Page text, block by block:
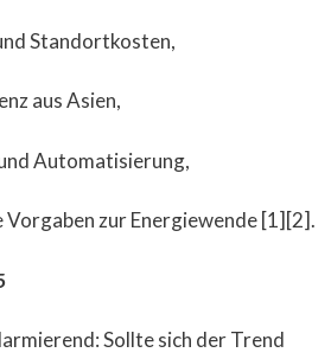
Standortkosten,
aus Asien,
Automatisierung,
zur Energiewende [1][2].
Sollte sich der Trend